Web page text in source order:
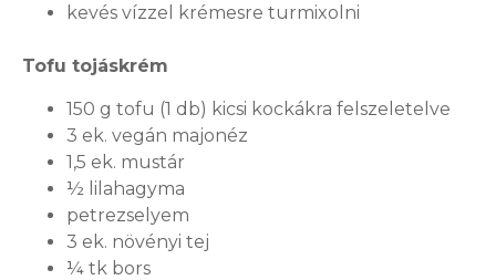
kevés vízzel krémesre turmixolni
Tofu tojáskrém
150 g tofu (1 db) kicsi kockákra felszeletelve
3 ek. vegán majonéz
1,5 ek. mustár
½ lilahagyma
petrezselyem
3 ek. növényi tej
¼ tk bors